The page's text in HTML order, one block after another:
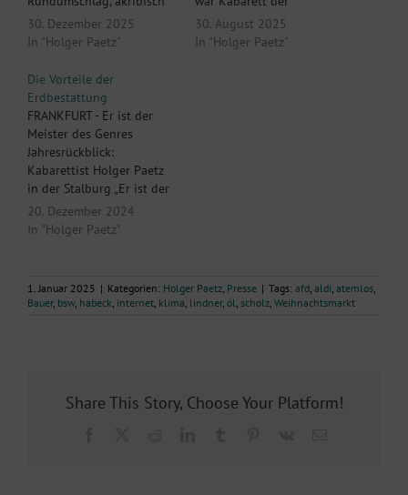
ausgeteilt Von unserer
Mitarbeiterin CHRISTIANE
- Es ist notorisch, fast
schon zwanghaft, dieses
»Wie war's?« am
Jahresende, weil der pure
Ur-Instinkt darauf drängt,
Chaos zu bändigen,
Erfolge zu polieren,
30. Dezember 2025
In "Holger Paetz"
Sonderklasse. Ein
voluminöses Programm,
30. August 2025
In "Holger Paetz"
Die Vorteile der
Erdbestattung
FRANKFURT - Er ist der
Meister des Genres
Jahresrückblick:
Kabarettist Holger Paetz
in der Stalburg „Er ist der
letzte von zwölf Brüdern, /
Des Jahres Pforte schließt
Zugegeben, jener Bruder,
20. Dezember 2024
In "Holger Paetz"
1. Januar 2025 | Kategorien: Holger Paetz, Presse | Tags: afd, aldi, atemlos,
Bauer, bsw, habeck, internet, klima, lindner, öl, scholz, Weihnachtsmarkt
Share This Story, Choose Your Platform!